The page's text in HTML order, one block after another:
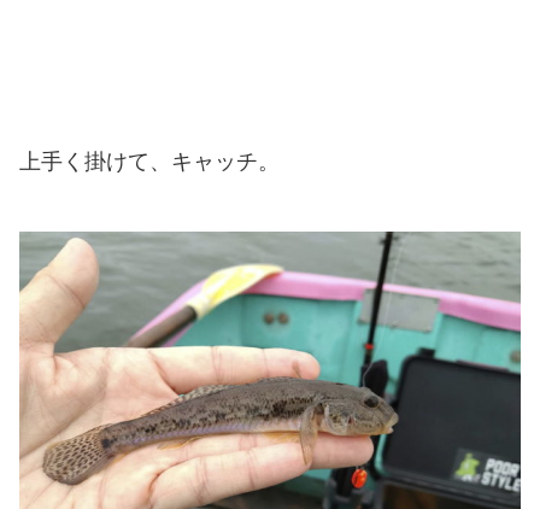
上手く掛けて、キャッチ。